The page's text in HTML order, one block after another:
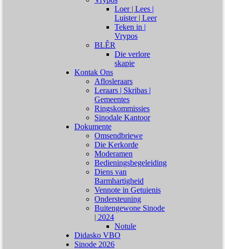
Loer | Lees |
Luister | Leer
Teken in |
Vrypos
BLÊR
Die verlore
skapie
Kontak Ons
Aflosleraars
Leraars | Skribas |
Gemeentes
Ringskommissies
Sinodale Kantoor
Dokumente
Omsendbriewe
Die Kerkorde
Moderamen
Bedieningsbegeleiding
Diens van
Barmhartigheid
Vennote in Getuienis
Ondersteuning
Buitengewone Sinode
| 2024
Notule
Didasko VBO
Sinode 2026